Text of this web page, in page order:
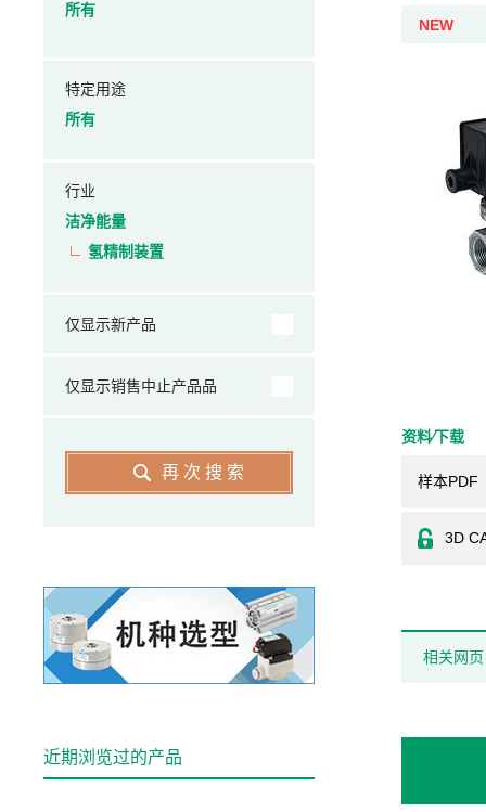
NEW
资料⁄下载
样本PDF
3D
相关网页
所有
特定用途
所有
行业
洁净能量
氢精制装置
仅显示新产品
仅显示销售中止产品品
再次搜索
近期浏览过的产品